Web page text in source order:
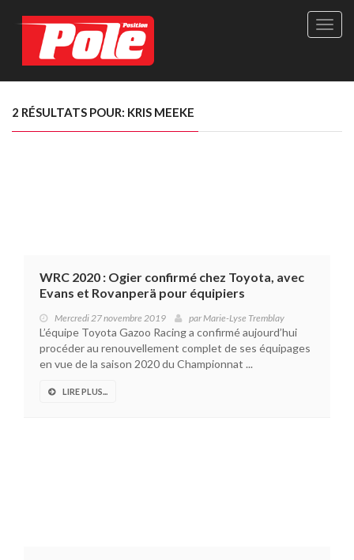
Site
Le
2 RÉSULTATS POUR: KRIS MEEKE
WRC 2020 : Ogier confirmé chez Toyota, avec
Evans et Rovanperä pour équipiers
Mercredi 27 novembre 2019 parMarie-Lyse Tremblay
L’équipe Toyota Gazoo Racing a confirmé aujourd’hui
procéder au renouvellement complet de ses équipages
en vue de la saison 2020 du Championnat ...
LIRE PLUS...